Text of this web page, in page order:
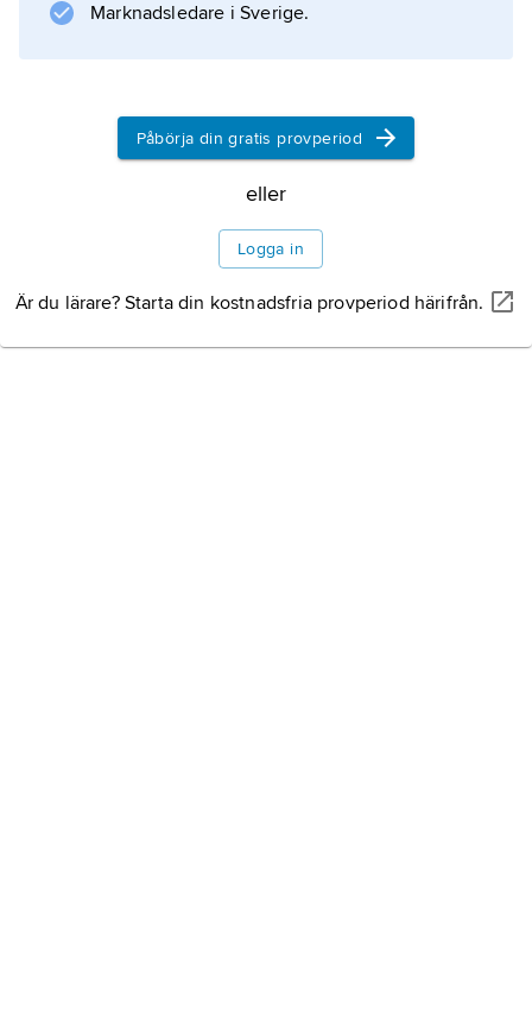
Marknadsledare i Sverige.
Påbörja din gratis provperiod
eller
Logga in
Är du lärare? Starta din kostnadsfria provperiod härifrån.